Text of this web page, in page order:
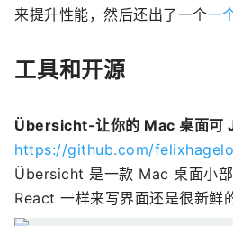
来提升性能，然后还出了一个一
工具和开源
Übersicht-让你的 Mac 桌面可
https://github.com/
Übersicht 是一款 Mac 桌面小
React 一样来写界面还是很新鲜的